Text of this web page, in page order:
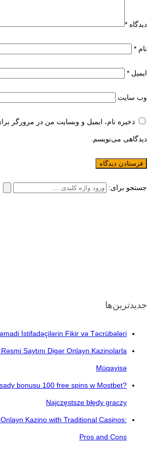
دیدگاه *
نام *
ایمیل *
وب‌ سایت
ذخیره نام، ایمیل و وبسایت من در مرورگر
دیدگاهی می‌نویسم.
جستجو برای:
جدیدترین‌ها
İstifadəçilərin Fikir və Təcrübələri
Saytını Digər Onlayn Kazinolarla
Müqayisə
bonusu 100 free spins w Mostbet?
Najczęstsze błędy graczy
Kazino with Traditional Casinos:
Pros and Cons